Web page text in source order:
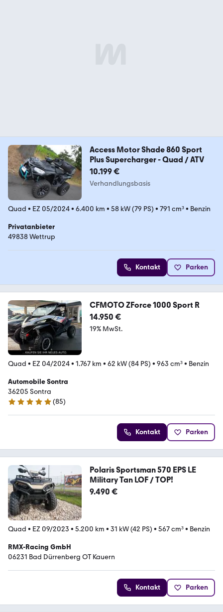
Access Motor Shade 860 Sport
Plus Supercharger - Quad / ATV
10.199 €
Verhandlungsbasis
Quad • EZ 05/2024• 6.400 km • 58 kW (79 PS) • 791 cm³• Benzin
Privatanbieter
49838 Wettrup
Kontakt Parken
CFMOTO ZForce 1000 Sport R
14.950 €
19% MwSt.
Quad • EZ 04/2024• 1.767 km • 62 kW (84 PS) • 963 cm³• Benzin
Automobile Sontra
36205 Sontra
5 Sterne
(85)
Kontakt Parken
Polaris Sportsman 570 EPS LE
Military Tan LOF / TOP!
9.490 €
Quad • EZ 09/2023 • 5.200 km • 31 kW (42 PS) • 567 cm³• Benzin
RMX-Racing GmbH
06231 Bad Dürrenberg OT Kauern
Kontakt Parken